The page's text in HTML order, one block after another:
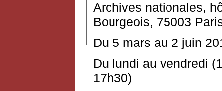
Archives nationales,
Bourgeois, 75003
Du 5 mars au 2 juin
Du lundi au vendredi
17h30)